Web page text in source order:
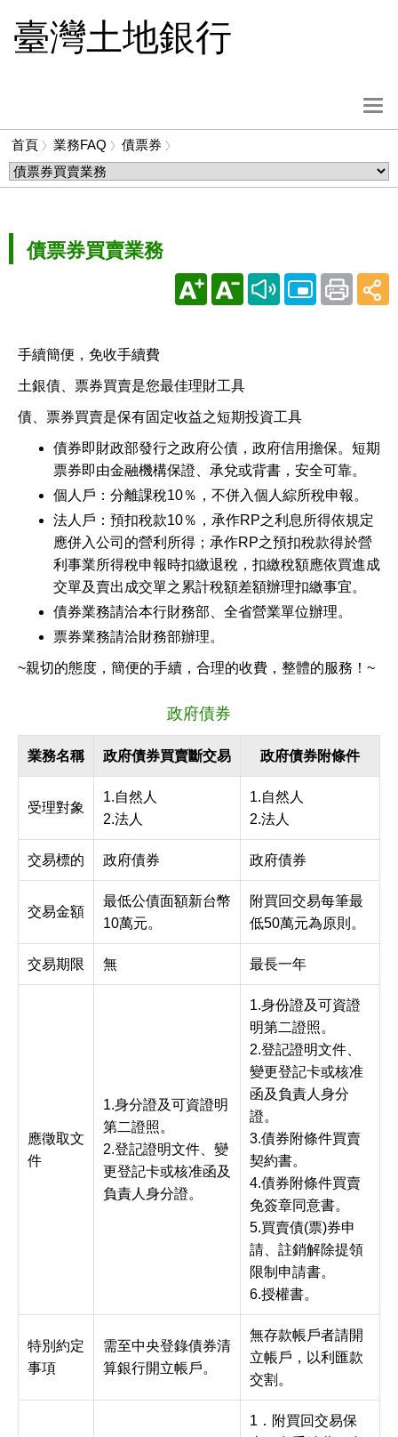
臺灣土地銀行
選
單
鈕
首頁 業務FAQ
債票券
麵
包
債票券買賣業務
手續簡便，免收手續費
土銀債、票券買賣是您最佳理財工具
債、票券買賣是保有固定收益之短期投資工具
債券即財政部發行之政府公債，政府信用擔保。短期
票券即由金融機構保證、承兌或背書，安全可靠。
個人戶：分離課稅10％，不併入個人綜所稅申報。
法人戶：預扣稅款10％，承作RP之利息所得依規定
應併入公司的營利所得；承作RP之預扣稅款得於營
利事業所得稅申報時扣繳退稅，扣繳稅額應依買進成
交單及賣出成交單之累計稅額差額辦理扣繳事宜。
債券業務請洽本行財務部、全省營業單位辦理。
票券業務請洽財務部辦理。
~親切的態度，簡便的手續，合理的收費，整體的服務！~
政府債券
業務名稱 政府債券買賣斷交易 政府債券附條件
受理對象
1.自然人
2.法人
1.自然人
2.法人
交易標的 政府債券 政府債券
交易金額
最低公債面額新台幣
10萬元。
附買回交易每筆最
低50萬元為原則。
交易期限 無 最長一年
應徵取文
件
1.身分證及可資證明
第二證照。
2.登記證明文件、變
更登記卡或核准函及
負責人身分證。
1.身份證及可資證
明第二證照。
2.登記證明文件、
變更登記卡或核准
函及負責人身分
證。
3.債券附條件買賣
契約書。
4.債券附條件買賣
免簽章同意書。
5.買賣債(票)券申
請、註銷解除提領
限制申請書。
6.授權書。
特別約定
事項
需至中央登錄債券清
算銀行開立帳戶。
無存款帳戶者請開
立帳戶，以利匯款
交割。
1．附買回交易保